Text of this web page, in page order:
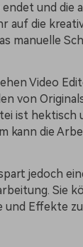
und die
auf die
manuelle
Video
von
ist hektisch
kann die
jedoch
Sie
und Effekte